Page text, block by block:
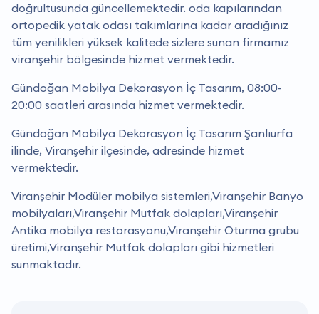
doğrultusunda güncellemektedir. oda kapılarından
ortopedik yatak odası takımlarına kadar aradığınız
tüm yenilikleri yüksek kalitede sizlere sunan firmamız
viranşehir bölgesinde hizmet vermektedir.
Gündoğan Mobilya Dekorasyon İç Tasarım, 08:00-
20:00 saatleri arasında hizmet vermektedir.
Gündoğan Mobilya Dekorasyon İç Tasarım Şanlıurfa
ilinde, Viranşehir ilçesinde, adresinde hizmet
vermektedir.
Viranşehir Modüler mobilya sistemleri,Viranşehir Banyo
mobilyaları,Viranşehir Mutfak dolapları,Viranşehir
Antika mobilya restorasyonu,Viranşehir Oturma grubu
üretimi,Viranşehir Mutfak dolapları gibi hizmetleri
sunmaktadır.